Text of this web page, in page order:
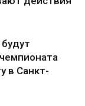
в Санкт-